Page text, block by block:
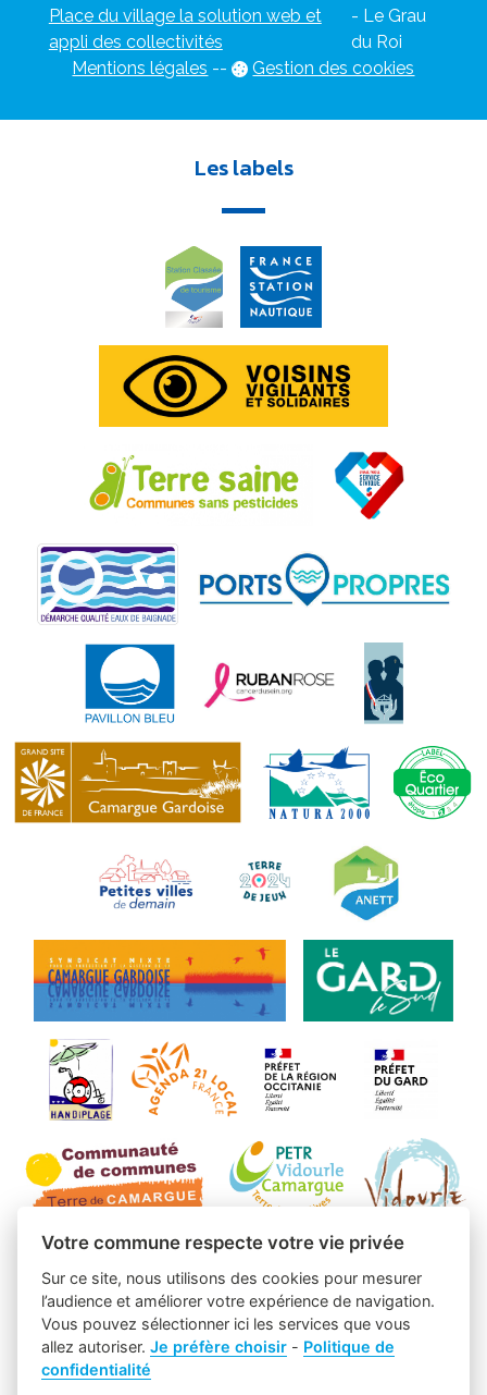
Place du village la solution web et
appli des collectivités
- Le Grau
du Roi
Mentions légales -- Gestion des cookies
Les labels
Votre commune respecte votre vie privée
Sur ce site, nous utilisons des cookies pour mesurer
l’audience et améliorer votre expérience de navigation.
Vous pouvez sélectionner ici les services que vous
allez autoriser.Je préfère choisir - Politique de
confidentialité